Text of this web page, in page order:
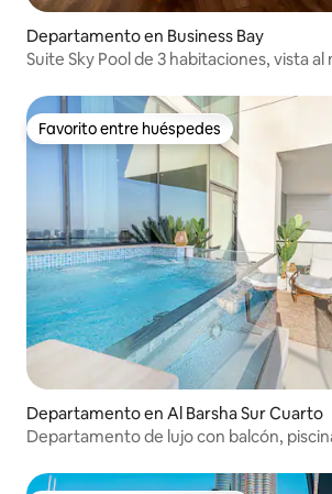
Departamento en Business Bay
Suite Sky Pool de 3 habitaciones, vista
Favorito entre huéspedes
Favorito entre huéspedes
Departamento en Al Barsha Sur Cuarto
Departamento de lujo con balcón,